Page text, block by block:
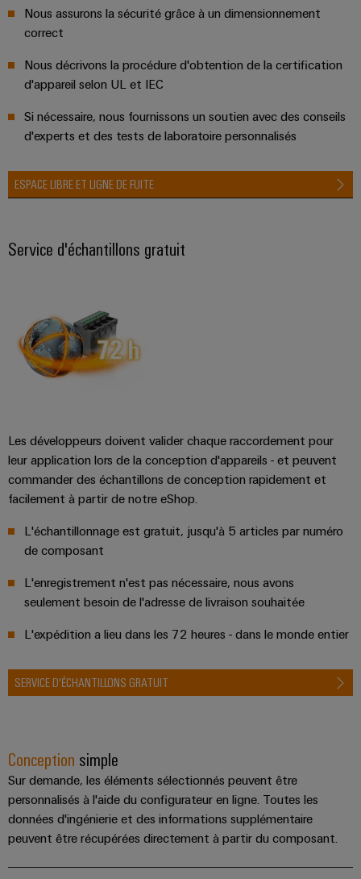
Nous assurons la sécurité grâce à un dimensionnement
correct
Nous décrivons la procédure d'obtention de la certification
d'appareil selon UL et IEC
Si nécessaire, nous fournissons un soutien avec des conseils
d'experts et des tests de laboratoire personnalisés
ESPACE LIBRE ET LIGNE DE FUITE
Service d'échantillons gratuit
Les développeurs doivent valider chaque raccordement pour
leur application lors de la conception d'appareils - et peuvent
commander des échantillons de conception rapidement et
facilement à partir de notre eShop.
L'échantillonnage est gratuit, jusqu'à 5 articles par numéro
de composant
L'enregistrement n'est pas nécessaire, nous avons
seulement besoin de l'adresse de livraison souhaitée
L'expédition a lieu dans les 72 heures - dans le monde entier
SERVICE D'ÉCHANTILLONS GRATUIT
Conception simple
Sur demande, les éléments sélectionnés peuvent être
personnalisés à l'aide du configurateur en ligne. Toutes les
données d'ingénierie et des informations supplémentaire
peuvent être récupérées directement à partir du composant.